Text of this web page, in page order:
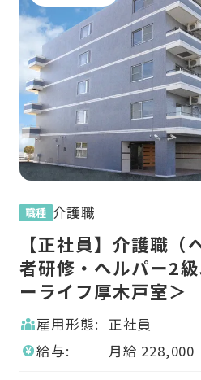
職種 介護職
【正社員】介護職（
者研修・ヘルパー2
ーライフ厚木戸室＞
雇用形態: 正社員
給与:
月給 228,000